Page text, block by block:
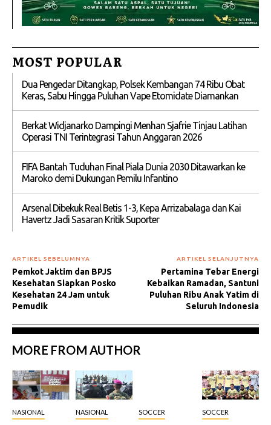
MOST POPULAR
Dua Pengedar Ditangkap, Polsek Kembangan 74 Ribu Obat
Keras, Sabu Hingga Puluhan Vape Etomidate Diamankan
Berkat Widjanarko Dampingi Menhan Sjafrie Tinjau Latihan
Operasi TNI Terintegrasi Tahun Anggaran 2026
FIFA Bantah Tuduhan Final Piala Dunia 2030 Ditawarkan ke
Maroko demi Dukungan Pemilu Infantino
Arsenal Dibekuk Real Betis 1-3, Kepa Arrizabalaga dan Kai
Havertz Jadi Sasaran Kritik Suporter
ARTIKEL SEBELUMNYA
Pemkot Jaktim dan BPJS
Kesehatan Siapkan Posko
Kesehatan 24 Jam untuk
Pemudik
ARTIKEL SELANJUTNYA
Pertamina Tebar Energi
Kebaikan Ramadan, Santuni
Puluhan Ribu Anak Yatim di
Seluruh Indonesia
MORE FROM AUTHOR
NASIONAL NASIONAL SOCCER SOCCER